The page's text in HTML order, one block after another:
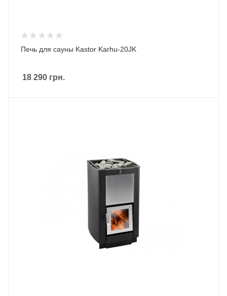
Печь для сауны Kastor Karhu-20JK
18 290 грн.